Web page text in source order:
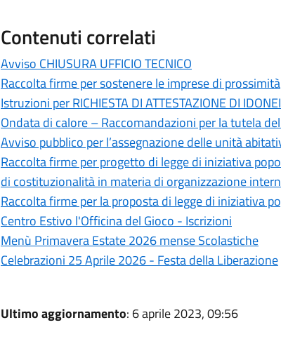
Contenuti correlati
Avviso CHIUSURA UFFICIO TECNICO
Raccolta firme per sostenere le imprese di prossimità
Istruzioni per RICHIESTA DI ATTESTAZIONE DI
Ondata di calore – Raccomandazioni per la tutela
Avviso pubblico per l’assegnazione delle unità
Raccolta firme per progetto di legge di iniziativa
di costituzionalità in materia di organizzazione
Raccolta firme per la proposta di legge di iniziativa
Centro Estivo l'Officina del Gioco - Iscrizioni
Menù Primavera Estate 2026 mense Scolastiche
Celebrazioni 25 Aprile 2026 - Festa della Liberazione
Ultimo aggiornamento: 6 aprile 2023, 09:56